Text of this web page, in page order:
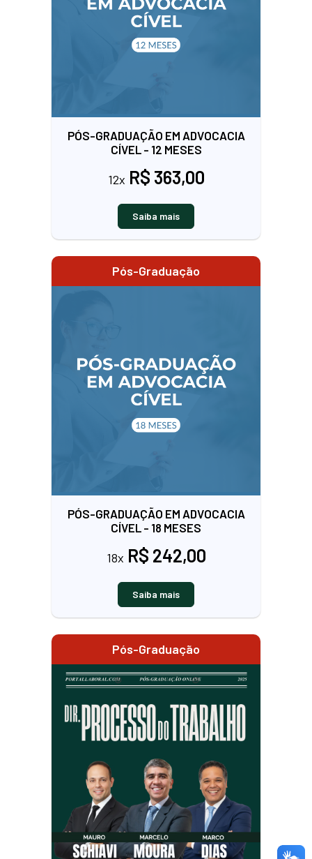
PÓS-GRADUAÇÃO EM ADVOCACIA
CÍVEL - 12 MESES
12x R$ 363,00
Saiba mais
Pós-Graduação
PÓS-GRADUAÇÃO EM ADVOCACIA
CÍVEL - 18 MESES
18x R$ 242,00
Saiba mais
Pós-Graduação